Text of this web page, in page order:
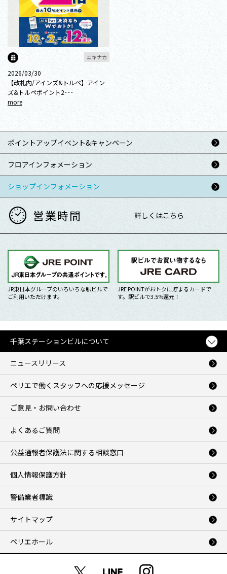
2026/03/30
エキナカ
【改札内/アインズ&トルペ】アイン
ズ&トルペポイント2･･･
more
ポイントアップイベント&キャンペーン
フロアインフォメーション
ショップインフォメーション
営業時間 詳しくはこちら
JR東日本グループのいろいろな駅ビルで
ご利用いただけます。
JRE POINTがおトクに貯まるカードで
す。駅ビルで3.5%還元！
千葉ステーションビルについて
ニュースリリース
ペリエで働くスタッフへの応援メッセージ
ご意見・お問い合わせ
よくあるご質問
公益通報者保護法に関する相談窓口
個人情報保護方針
警備業者標識
サイトマップ
ペリエホール